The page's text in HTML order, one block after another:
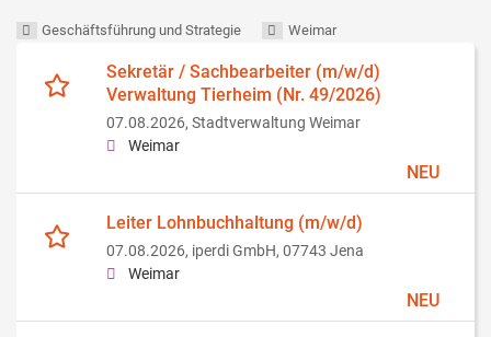
Geschäftsführung und Strategie Weimar
Sekretär / Sachbearbeiter (m/w/d)
Verwaltung Tierheim (Nr. 49/2026)
07.08.2026, Stadtverwaltung Weimar
Weimar
NEU
Leiter Lohnbuchhaltung (m/w/d)
07.08.2026, iperdi GmbH, 07743 Jena
Weimar
NEU